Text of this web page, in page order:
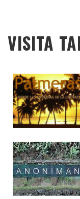
VISITA